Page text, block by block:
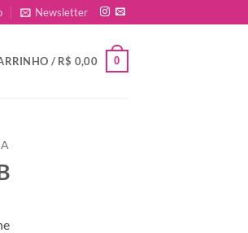
Newsletter
/ R$ 0,00 0